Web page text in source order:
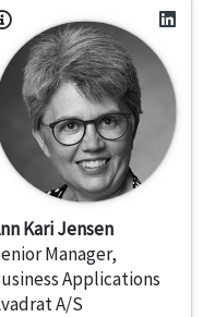
Kari Jensen
Manager,
Applications
A/S